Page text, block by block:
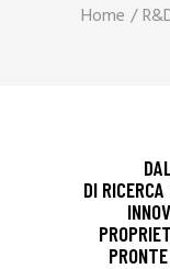
Home
DI